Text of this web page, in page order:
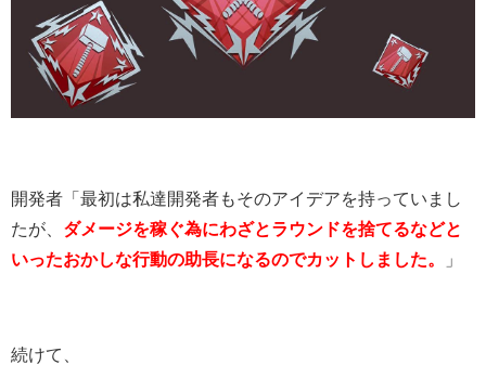
開発者「最初は私達開発者もそのアイデアを持っていまし
たが、 ダメージを稼ぐ為にわざとラウンドを捨てるなどと
いったおかしな行動の助長になるのでカットしました。 」
続けて、